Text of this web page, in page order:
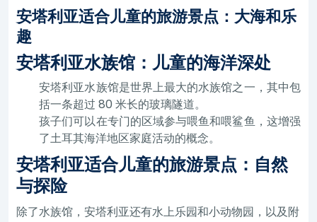
安塔利亚适合儿童的旅游景点：大海和乐
趣
安塔利亚水族馆：儿童的海洋深处
安塔利亚水族馆是世界上最大的水族馆之一，其中包
括一条超过 80 米长的玻璃隧道。
孩子们可以在专门的区域参与喂鱼和喂鲨鱼，这增强
了土耳其海洋地区家庭活动的概念。
安塔利亚适合儿童的旅游景点：自然
与探险
除了水族馆，安塔利亚还有水上乐园和小动物园，以及附